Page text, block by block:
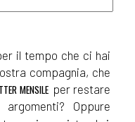
il tempo che ci hai
compagnia, che
MENSILE per restare
Oppure